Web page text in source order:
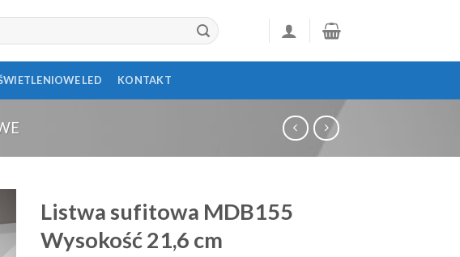
LED KONTAKT
Listwa sufitowa MDB155
Wysokość 21,6 cm